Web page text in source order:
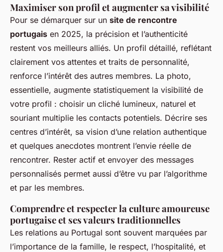
Maximiser son profil et augmenter sa visibilité
Pour se démarquer sur un site de rencontre
portugais en 2025, la précision et l’authenticité
restent vos meilleurs alliés. Un profil détaillé, reflétant
clairement vos attentes et traits de personnalité,
renforce l’intérêt des autres membres. La photo,
essentielle, augmente statistiquement la visibilité de
votre profil : choisir un cliché lumineux, naturel et
souriant multiplie les contacts potentiels. Décrire ses
centres d’intérêt, sa vision d’une relation authentique
et quelques anecdotes montrent l’envie réelle de
rencontrer. Rester actif et envoyer des messages
personnalisés permet aussi d’être vu par l’algorithme
et par les membres.
Comprendre et respecter la culture amoureuse
portugaise et ses valeurs traditionnelles
Les relations au Portugal sont souvent marquées par
l’importance de la famille, le respect, l’hospitalité, et